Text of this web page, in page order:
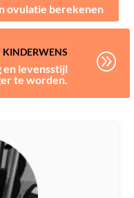
ovulatie berekenen
KINDERWENS
en levensstijl
te worden.
A